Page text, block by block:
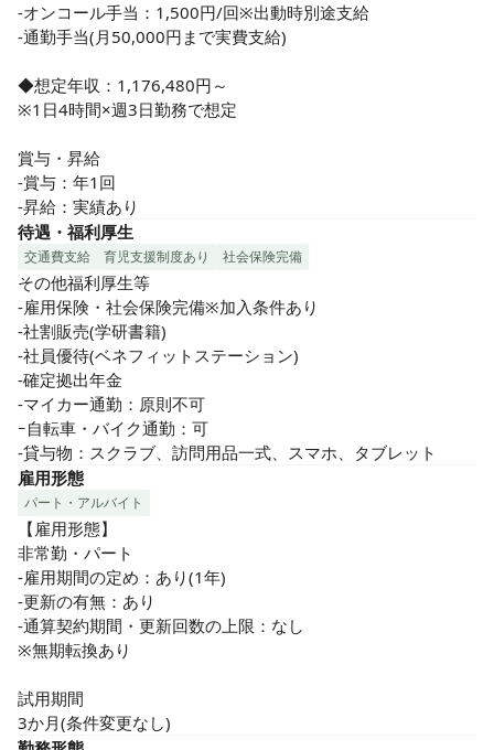
-オンコール手当：1,500円/回※出動時別途支給
-通勤手当(月50,000円まで実費支給)
◆想定年収：1,176,480円～
※1日4時間×週3日勤務で想定
賞与・昇給
-賞与：年1回
-昇給：実績あり
待遇・福利厚生
交通費支給 育児支援制度あり 社会保険完備
その他福利厚生等
-雇用保険・社会保険完備※加入条件あり
-社割販売(学研書籍)
-社員優待(ベネフィットステーション)
-確定拠出年金
-マイカー通勤：原則不可
ｰ自転車・バイク通勤：可
-貸与物：スクラブ、訪問用品一式、スマホ、タブレット
雇用形態
パート・アルバイト
【雇用形態】
非常勤・パート
-雇用期間の定め：あり(1年)
-更新の有無：あり
-通算契約期間・更新回数の上限：なし
※無期転換あり
試用期間
3か月(条件変更なし)